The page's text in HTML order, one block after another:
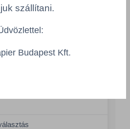
Összeg csökkentése
szállítani.
Budapest Kft.